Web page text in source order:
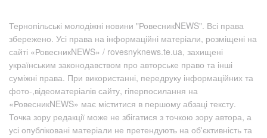
Тернопільські молодіжні новини "РовесникNEWS". Всі права
збережено. Усі права на інформаційні матеріали, розміщені на
сайті «РовесникNEWS» / rovesnyknews.te.ua, захищені
українським законодавством про авторське право та інші
суміжні права. При використанні, передруку інформаційних та
фото-,відеоматеріалів сайту, гіперпосилання на
«РовесникNEWS» має міститися в першому абзаці тексту.
Точка зору редакції може не збігатися з точкою зору автора, а
усі опубліковані матеріали не претендують на об'єктивність та